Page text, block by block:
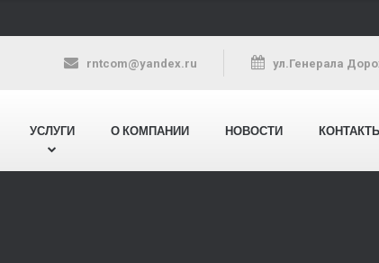
УСЛУГИ О КОМПАНИИ НОВОСТИ
rntcom@yandex.ru ул.Генерала